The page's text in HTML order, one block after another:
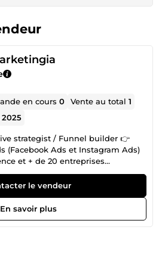
en cours0 Vente au total1
2025
strategist / Funnel builder 👉
(Facebook Ads et Instagram Ads)
et + de 20 entreprises
: vous créer des campagnes
vous libérant de la charge mentale
A à Z sur vos Social Ads (sans
de vos publicités
le vendeur
En savoir plus